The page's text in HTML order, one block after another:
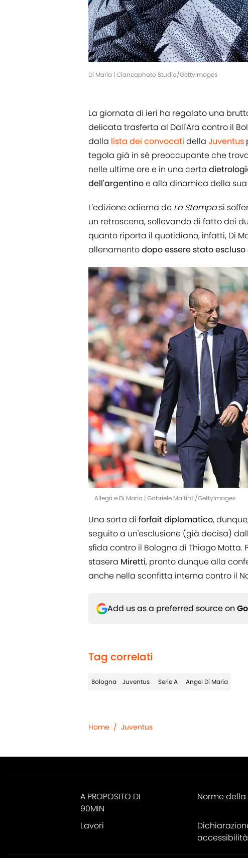
Di Maria | Ciancaphoto Studio/GettyImages
La giornata di ieri ha regalato una
delicata trasferta al Dall'Ara contro il
dalla lista dei convocati della Juventus
tegola già in sé preoccupante che
nelle ultime ore e in una certa
dell'argentinoe alla dinamica della
L'edizione odierna de La Stampasi
un retroscena, sollevando di fatto dei
quanto riporta il quotidiano, infatti, Di
allenamentodopo essere stato
Allegri e Di Maria | Gabriele Maltinti/GettyImages
Una sorta di forfait diplomatico,
seguito a un'esclusione (già decisa)
sfida contro il Bologna di Thiago Motta.
stasera Miretti, pronto dunque alla
anche nella sconfitta interna contro il
Add us as a preferred source on
Tag correlati
Bologna Juventus Serie A Angel Di Maria
Home / Juventus
A PROPOSITO DI
90MIN
Norme
Lavori
accessibilità